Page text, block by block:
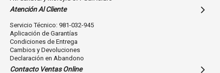
Control de rendimiento
Sound Color FX
Atención Al Cliente
Servicio Técnico: 981-032-945
Aplicación de Garantías
Condiciones de Entrega
Cambios y Devoluciones
Declaración en Abandono
Contacto Ventas Online